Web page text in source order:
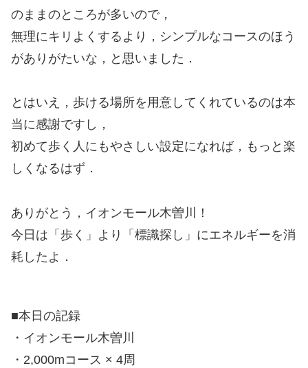
のままのところが多いので，
無理にキリよくするより，シンプルなコースのほう
がありがたいな，と思いました．
とはいえ，歩ける場所を用意してくれているのは本
当に感謝ですし，
初めて歩く人にもやさしい設定になれば，もっと楽
しくなるはず．
ありがとう，イオンモール木曽川！
今日は「歩く」より「標識探し」にエネルギーを消
耗したよ．
■本日の記録
・イオンモール木曽川
・2,000mコース × 4周